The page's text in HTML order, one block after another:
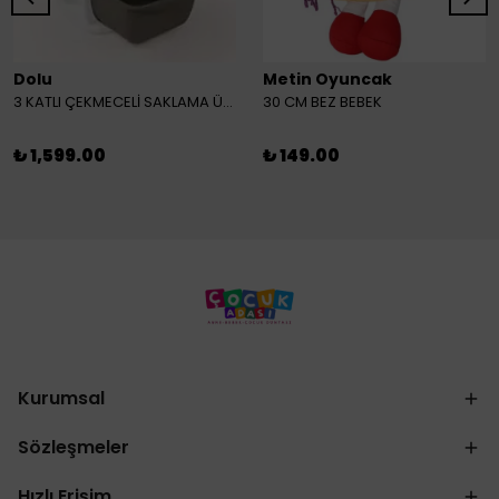
Dolu
3 KATLI ÇEKMECELİ SAKLAMA ÜNİTESİ
₺ 1,599.00
Metin Oyuncak
30 CM BEZ BEBEK
₺ 149.00
Kurumsal
Sözleşmeler